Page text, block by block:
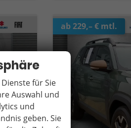
ab 229,– € mtl.
für Sie
Auswahl und
und
geben. Sie